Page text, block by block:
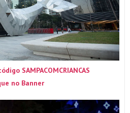
SAMPACOMCRIANCAS
no Banner